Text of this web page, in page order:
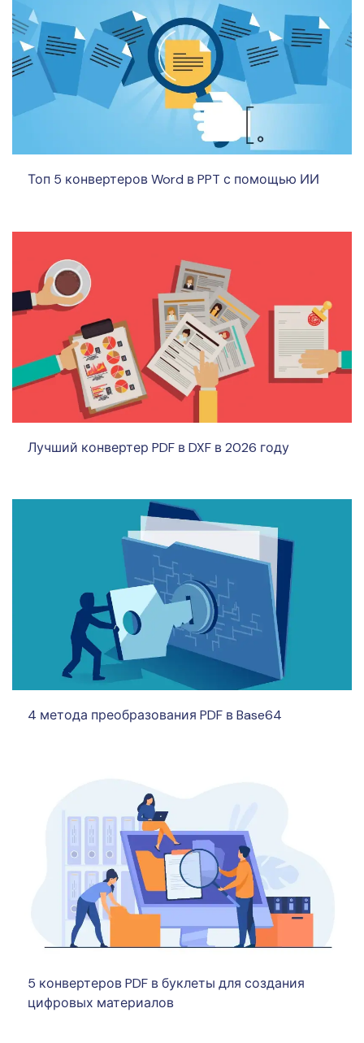
Топ 5 конвертеров Word в PPT с помощью ИИ
Лучший конвертер PDF в DXF в 2026 году
4 метода преобразования PDF в Base64
5 конвертеров PDF в буклеты для создания
цифровых материалов